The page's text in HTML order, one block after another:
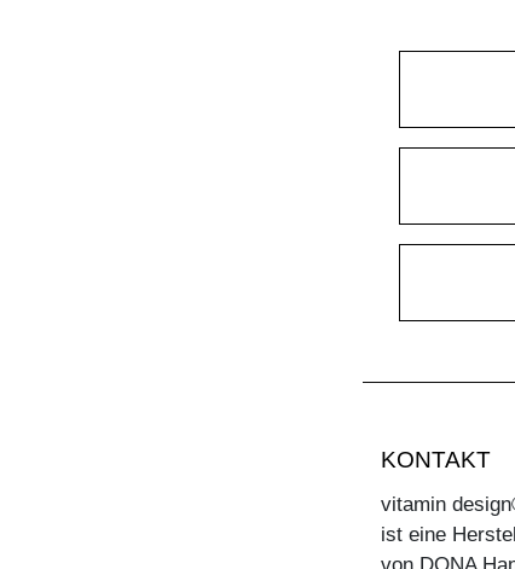
KONTAKT
vitamin
ist eine
von DONA